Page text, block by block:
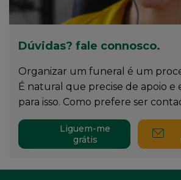
Dúvidas? fale connosco.
Organizar um funeral é um
É natural que precise de apoio e
para isso. Como prefere ser
Liguem-me
grátis